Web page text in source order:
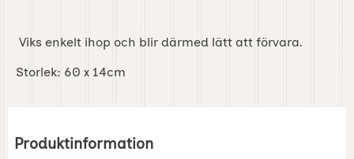
Viks enkelt ihop och blir därmed lätt att förvara.
Storlek: 60 x 14cm
Produktinformation